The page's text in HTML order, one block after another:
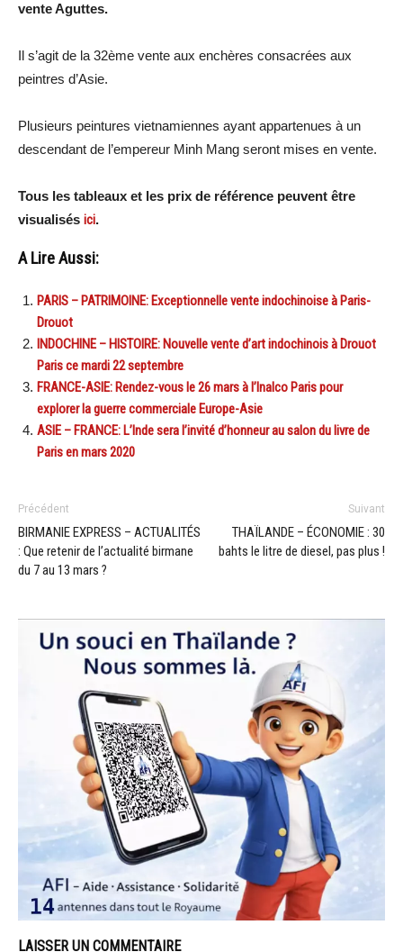
vente Aguttes.
Il s’agit de la 32ème vente aux enchères consacrées aux
peintres d’Asie.
Plusieurs peintures vietnamiennes ayant appartenues à un
descendant de l’empereur Minh Mang seront mises en vente.
Tous les tableaux et les prix de référence peuvent être
visualisés ici.
A Lire Aussi:
PARIS – PATRIMOINE: Exceptionnelle vente indochinoise à Paris-
Drouot
INDOCHINE – HISTOIRE: Nouvelle vente d’art indochinois à Drouot
Paris ce mardi 22 septembre
FRANCE-ASIE: Rendez-vous le 26 mars à l’Inalco Paris pour
explorer la guerre commerciale Europe-Asie
ASIE – FRANCE: L’Inde sera l’invité d’honneur au salon du livre de
Paris en mars 2020
Précédent
BIRMANIE EXPRESS – ACTUALITÉS
: Que retenir de l’actualité birmane
du 7 au 13 mars ?
Suivant
THAÏLANDE – ÉCONOMIE : 30
bahts le litre de diesel, pas plus !
LAISSER UN COMMENTAIRE